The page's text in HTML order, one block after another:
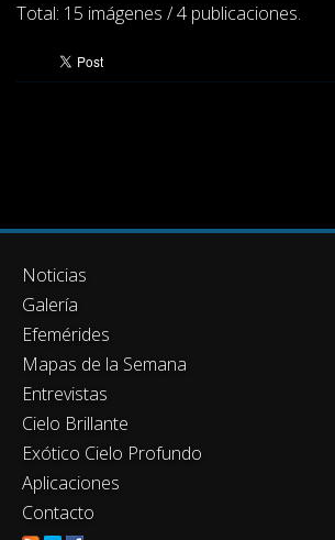
Total: 15 imágenes / 4 publicaciones.
Noticias
Galería
Efemérides
Mapas de la Semana
Entrevistas
Cielo Brillante
Exótico Cielo Profundo
Aplicaciones
Contacto